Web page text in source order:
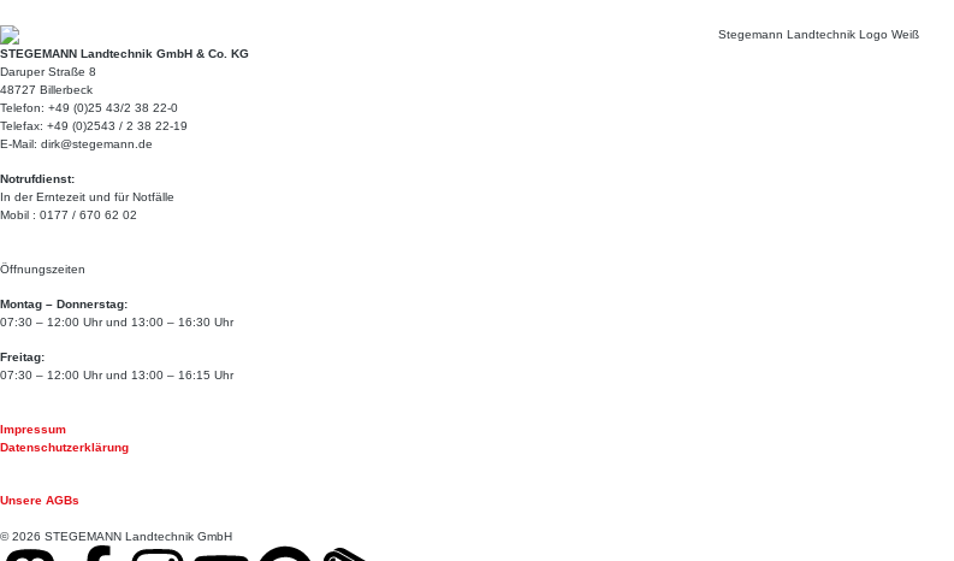
STEGEMANN Landtechnik GmbH & Co. KG
Daruper Straße 8
48727 Billerbeck
Telefon: +49 (0)25 43/2 38 22-0
Telefax: +49 (0)2543 / 2 38 22-19
E-Mail: dirk@stegemann.de
Notrufdienst:
In der Erntezeit und für Notfälle
Mobil : 0177 / 670 62 02
Öffnungszeiten
Montag – Donnerstag:
07:30 – 12:00 Uhr und 13:00 – 16:30 Uhr
Freitag:
07:30 – 12:00 Uhr und 13:00 – 16:15 Uhr
Impressum
Datenschutzerklärung
Unsere AGBs
© 2026 STEGEMANN Landtechnik GmbH